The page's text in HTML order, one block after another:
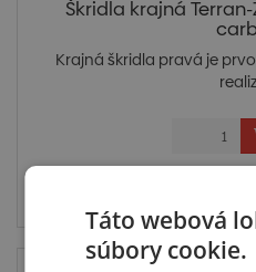
Škridla krajná
Krajná škridla pravá je
Skladom u
Táto webová
súbory cookie.